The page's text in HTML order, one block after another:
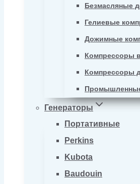
Безмасляные
Гелиевые
Дожимные
Компрессоры
Компрессоры
Генераторы
Портативные
Perkins
Kubota
Baudouin